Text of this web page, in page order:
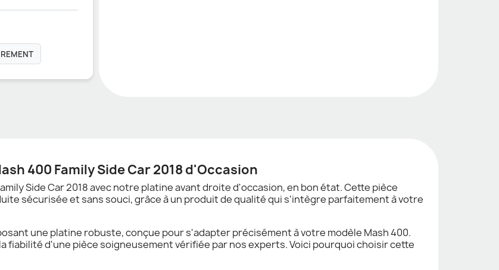
400 Family Side Car 2018 d'Occasion
Side Car 2018 avec notre platine avant droite d'occasion, en bon état. Cette pièce
sécurisée et sans souci, grâce à un produit de qualité qui s'intègre parfaitement à votre
une platine robuste, conçue pour s'adapter précisément à votre modèle Mash 400.
fiabilité d'une pièce soigneusement vérifiée par nos experts. Voici pourquoi choisir cette